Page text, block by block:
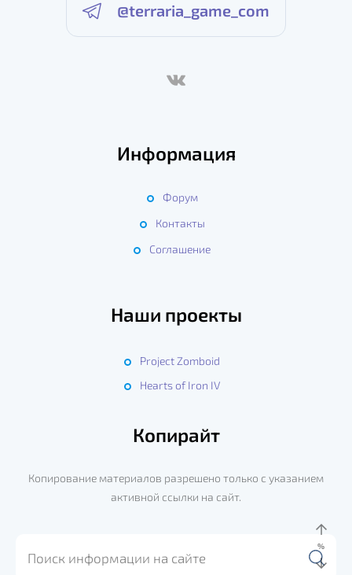
@terraria_game_com
Информация
Форум
Контакты
Соглашение
Наши проекты
Project Zomboid
Hearts of Iron IV
Копирайт
Копирование материалов разрешено только с указанием
активной ссылки на сайт.
%